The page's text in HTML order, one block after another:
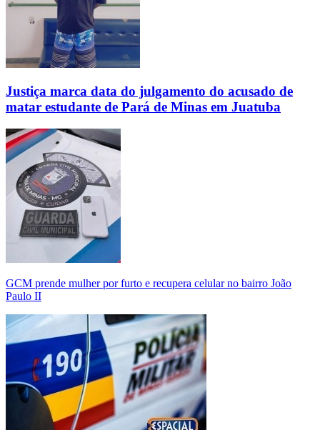
Justiça marca data do julgamento do acusado de
matar estudante de Pará de Minas em Juatuba
GCM prende mulher por furto e recupera celular no bairro João
Paulo II